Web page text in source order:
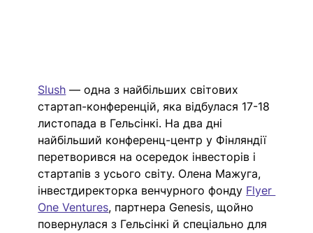
Slush — одна з найбільших світових
стартап-конференцій, яка відбулася 17-18
листопада в Гельсінкі. На два дні
найбільший конференц-центр у Фінляндії
перетворився на осередок інвесторів і
стартапів з усього світу. Олена Мажуга,
інвестдиректорка венчурного фонду Flyer
One Ventures, партнера Genesis, щойно
повернулася з Гельсінкі й спеціально для